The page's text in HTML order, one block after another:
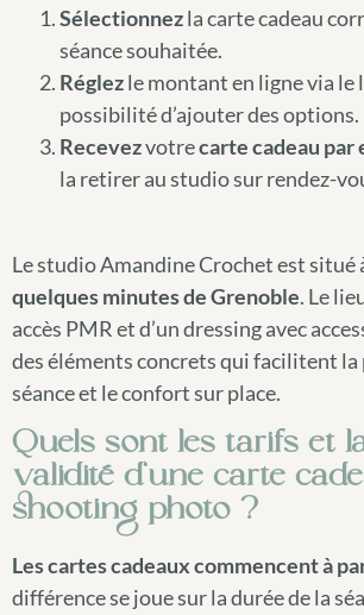
Sélectionnezla carte cadeau
séance souhaitée.
Réglezle montant en ligne via le
possibilité d’ajouter des options.
Recevezvotrecarte cadeau par
la retirer au studio sur rendez-
Le studio Amandine Crochet est situé
quelques minutes de Grenoble. Le
accès PMR et d’un dressing avec
des éléments concrets qui facilitent
séance et le confort sur place.
Quels sont les tarifs et
validité d’une carte
shooting photo ?
Les cartes cadeaux commencent à
différence se joue sur la durée de la